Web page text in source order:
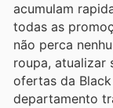
acumulam
todas as
não perca
roupa, atualizar
ofertas da
departamento